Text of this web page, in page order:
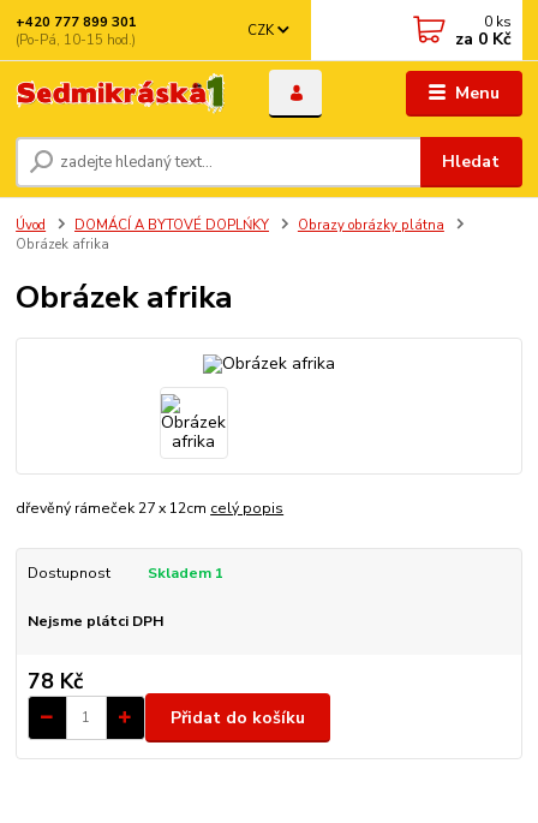
Menu
CZK
Hledat
+420 777 899 301
(Po-Pá, 10-15 hod.)
0 ks
za 0 Kč
Úvod DOMÁCÍ A BYTOVÉ DOPLŃKY
Obrazy obrázky plátna
Obrázek afrika
Obrázek afrika
dřevěný rámeček 27 x 12cm celý popis
Dostupnost Skladem 1
Nejsme plátci DPH
78 Kč
Přidat do košíku